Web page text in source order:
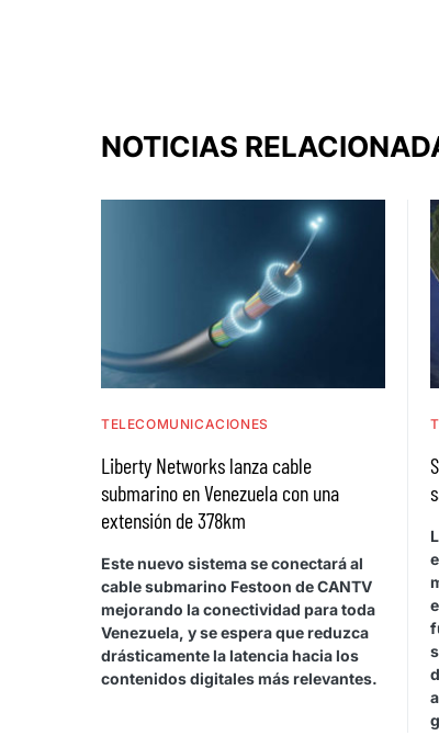
NOTICIAS
TELECOMUNICACIONES
Liberty Networks lanza cable
submarino en Venezuela con una
extensión de 378km
Este nuevo sistema se conectará al
cable submarino Festoon de CANTV
mejorando la conectividad para toda
Venezuela, y se espera que reduzca
drásticamente la latencia hacia los
contenidos digitales más relevantes.